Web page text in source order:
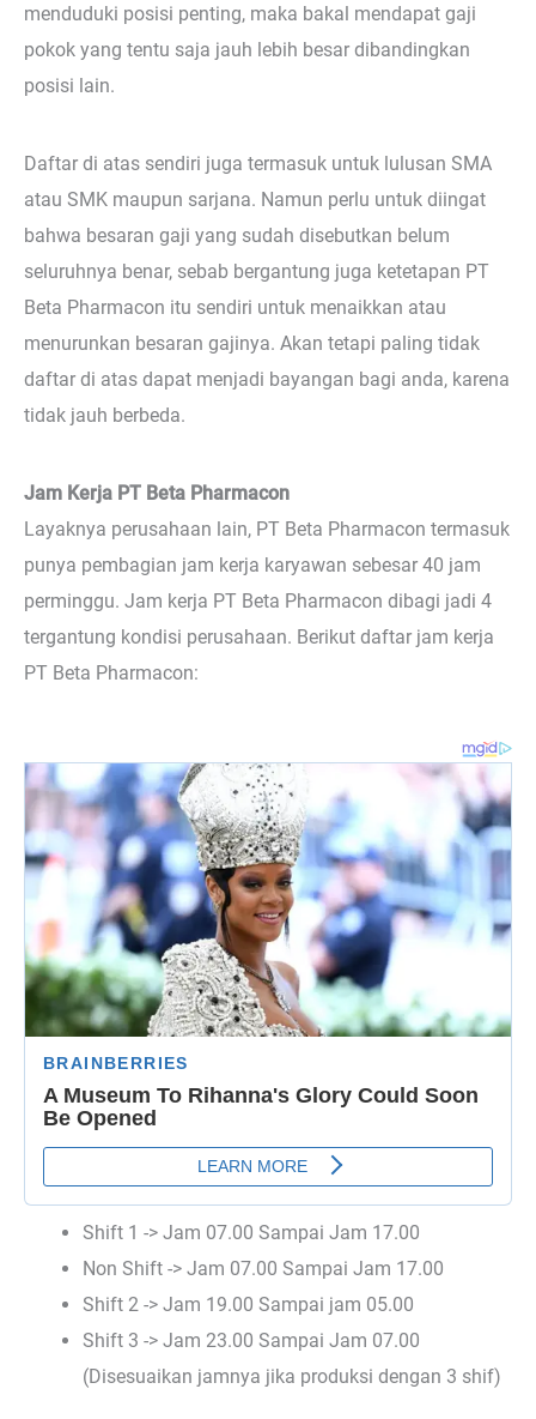
menduduki posisi penting, maka bakal mendapat gaji
pokok yang tentu saja jauh lebih besar dibandingkan
posisi lain.
Daftar di atas sendiri juga termasuk untuk lulusan SMA
atau SMK maupun sarjana. Namun perlu untuk diingat
bahwa besaran gaji yang sudah disebutkan belum
seluruhnya benar, sebab bergantung juga ketetapan PT
Beta Pharmacon itu sendiri untuk menaikkan atau
menurunkan besaran gajinya. Akan tetapi paling tidak
daftar di atas dapat menjadi bayangan bagi anda, karena
tidak jauh berbeda.
Jam Kerja PT Beta Pharmacon
Layaknya perusahaan lain, PT Beta Pharmacon termasuk
punya pembagian jam kerja karyawan sebesar 40 jam
perminggu. Jam kerja PT Beta Pharmacon dibagi jadi 4
tergantung kondisi perusahaan. Berikut daftar jam kerja
PT Beta Pharmacon:
Shift 1 -> Jam 07.00 Sampai Jam 17.00
Non Shift -> Jam 07.00 Sampai Jam 17.00
Shift 2 -> Jam 19.00 Sampai jam 05.00
Shift 3 -> Jam 23.00 Sampai Jam 07.00
(Disesuaikan jamnya jika produksi dengan 3 shif)